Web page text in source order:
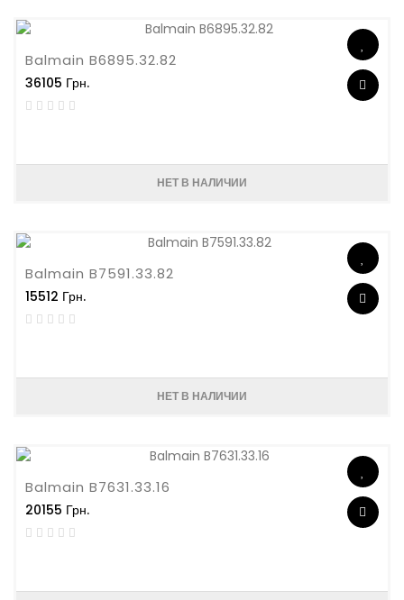
Balmain B6895.32.82
36105 Грн.
НЕТ В НАЛИЧИИ
Balmain B7591.33.82
15512 Грн.
НЕТ В НАЛИЧИИ
Balmain B7631.33.16
20155 Грн.